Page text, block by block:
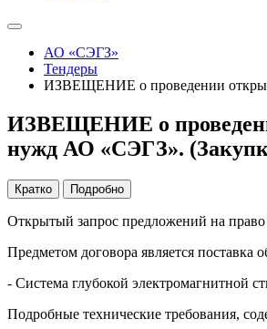
АО «СЭГЗ»
Тендеры
ИЗВЕЩЕНИЕ о проведении
ИЗВЕЩЕНИЕ о
нужд АО «СЭГЗ».
Кратко Подробно
Открытый запрос предложений на
Предметом договора является
- Система глубокой электромагнитной
Подробные технические требования,